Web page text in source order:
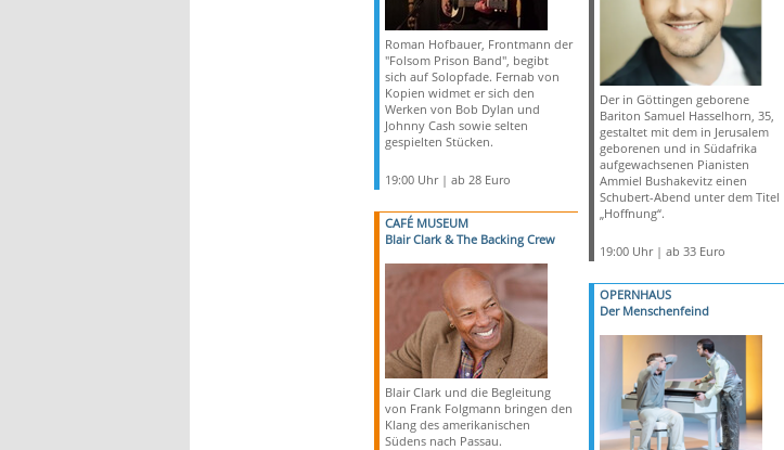
Roman Hofbauer, Frontmann der
"Folsom Prison Band", begibt
sich auf Solopfade. Fernab von
Kopien widmet er sich den
Werken von Bob Dylan und
Johnny Cash sowie selten
gespielten Stücken.
19:00 Uhr | ab 28 Euro
CAFÉ MUSEUM
Blair Clark & The Backing Crew
Blair Clark und die Begleitung
von Frank Folgmann bringen den
Klang des amerikanischen
Südens nach Passau.
Der in Göttingen geborene
Bariton Samuel Hasselhorn, 35,
gestaltet mit dem in Jerusalem
geborenen und in Südafrika
aufgewachsenen Pianisten
Ammiel Bushakevitz einen
Schubert-Abend unter dem Titel
„Hoffnung“.
19:00 Uhr | ab 33 Euro
OPERNHAUS
Der Menschenfeind